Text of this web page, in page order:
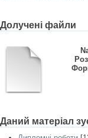
Долучені файли
Даний матеріал